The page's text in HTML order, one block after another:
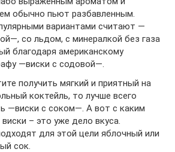
обычно пьют разбавленным.
вариантами считают —
со льдом, с минералкой без газа
благодаря американскому
—виски с содовой—.
получить мягкий и приятный на
коктейль, то лучше всего
—виски с соком—. А вот с каким
– это уже дело вкуса.
для этой цели яблочный или
сок.